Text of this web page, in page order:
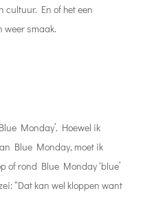
cultuur. En of het een
smaak.
Monday’. Hoewel ik
Blue Monday, moet ik
of rond Blue Monday ‘blue’
“Dat kan wel kloppen want